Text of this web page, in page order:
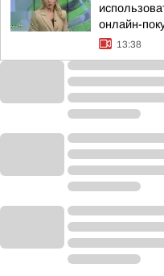
онлайн-
13:38